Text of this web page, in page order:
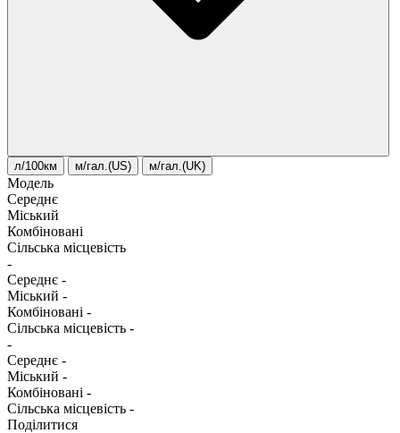
л/100км м/гал.(US) м/гал.(UK)
Модель
Середнє
Міський
Комбіновані
Сільська місцевість
-
Середнє -
Міський -
Комбіновані -
Сільська місцевість -
-
Середнє -
Міський -
Комбіновані -
Сільська місцевість -
Поділитися